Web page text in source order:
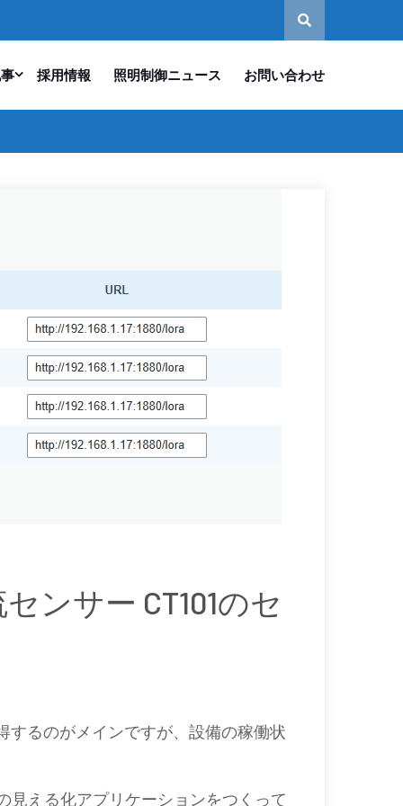
採用情報 照明制御ニュース お問い合わせ
ンサー CT101のセ
するのがメインですが、設備の稼働状
見える化アプリケーションをつくって